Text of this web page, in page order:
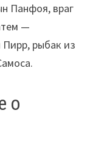
Панфоя, враг
—
Пирр, рыбак из
о